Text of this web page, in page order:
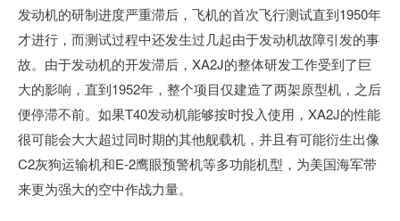
发动机的研制进度严重滞后，飞机的首次飞行测试直到1950年
才进行，而测试过程中还发生过几起由于发动机故障引发的事
故。由于发动机的开发滞后，XA2J的整体研发工作受到了巨
大的影响，直到1952年，整个项目仅建造了两架原型机，之后
便停滞不前。如果T40发动机能够按时投入使用，XA2J的性能
很可能会大大超过同时期的其他舰载机，并且有可能衍生出像
C2灰狗运输机和E-2鹰眼预警机等多功能机型，为美国海军带
来更为强大的空中作战力量。